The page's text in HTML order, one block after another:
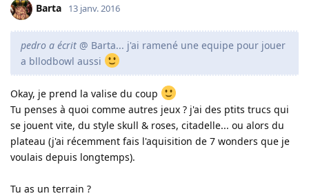
Barta 13 janv. 2016
pedro a écrit @ Barta... j'ai ramené une equipe pour jouer
a bllodbowl aussi
Okay, je prend la valise du coup
Tu penses à quoi comme autres jeux ? j'ai des ptits trucs qui
se jouent vite, du style skull & roses, citadelle... ou alors du
plateau (j'ai récemment fais l'aquisition de 7 wonders que je
voulais depuis longtemps).
Tu as un terrain ?